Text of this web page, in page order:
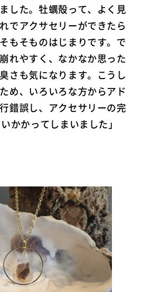
した。牡蠣殻って、よく見
でアクサセリーができたら
もそものはじまりです。で
れやすく、なかなか思った
さも気になります。こうし
め、いろいろな方からアド
錯誤し、アクセサリーの完
かかってしまいました」